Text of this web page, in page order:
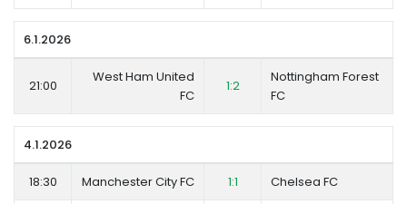
6.1.2026
21:00
West Ham United
FC
1:2
Nottingham Forest
FC
4.1.2026
18:30 Manchester City FC 1:1 Chelsea FC